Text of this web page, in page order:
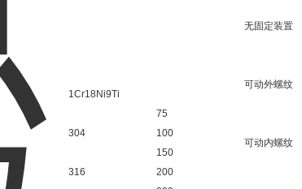
1Cr18Ni9Ti
304
316
75
100
150
200
无固定装置
可动外螺纹
可动内螺纹